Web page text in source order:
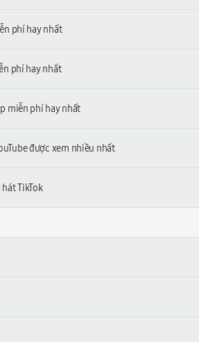
phí hay nhất
phí hay nhất
miễn phí hay nhất
được xem nhiều nhất
TikTok